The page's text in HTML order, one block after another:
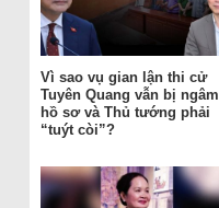
Vì sao vụ gian lận thi cử
Tuyên Quang vẫn bị ngâm
hồ sơ và Thủ tướng phải
“tuýt còi”?